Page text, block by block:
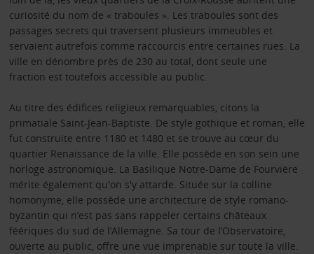
curiosité du nom de « traboules ». Les traboules sont des
passages secrets qui traversent plusieurs immeubles et
servaient autrefois comme raccourcis entre certaines rues. La
ville en dénombre près de 230 au total, dont seule une
fraction est toutefois accessible au public.
Au titre des édifices religieux remarquables, citons la
primatiale Saint-Jean-Baptiste. De style gothique et roman, elle
fut construite entre 1180 et 1480 et se trouve au cœur du
quartier Renaissance de la ville. Elle possède en son sein une
horloge astronomique. La Basilique Notre-Dame de Fourvière
mérite également qu'on s'y attarde. Située sur la colline
homonyme, elle possède une architecture de style romano-
byzantin qui n’est pas sans rappeler certains châteaux
féériques du sud de l’Allemagne. Sa tour de l’Observatoire,
ouverte au public, offre une vue imprenable sur toute la ville.